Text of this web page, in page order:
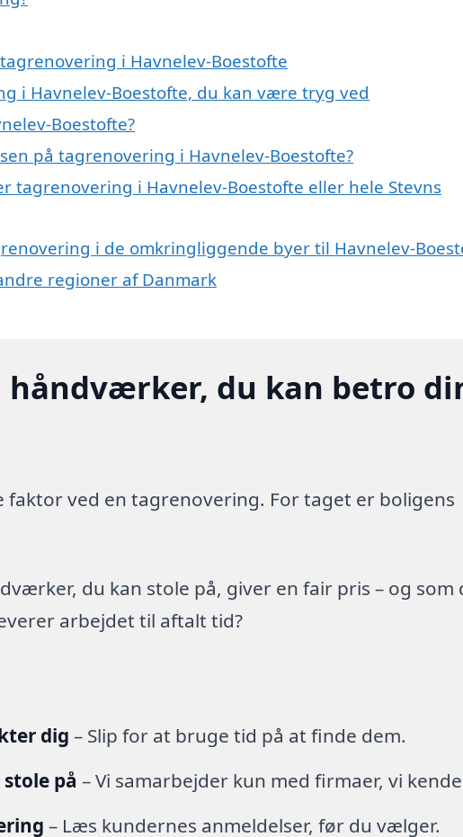
i Havnelev-Boestofte
i Havnelev-Boestofte, du kan være tryg ved
Boestofte?
på tagrenovering i Havnelev-Boestofte?
tagrenovering i Havnelev-Boestofte eller hele Stevns
i de omkringliggende byer til Havnelev-
regioner af Danmark
håndværker, du kan betro
ved en tagrenovering. For taget er boligens
du kan stole på, giver en fair pris – og som
arbejdet til aftalt tid?
dig – Slip for at bruge tid på at finde dem.
på – Vi samarbejder kun med firmaer, vi
– Læs kundernes anmeldelser, før du vælger.